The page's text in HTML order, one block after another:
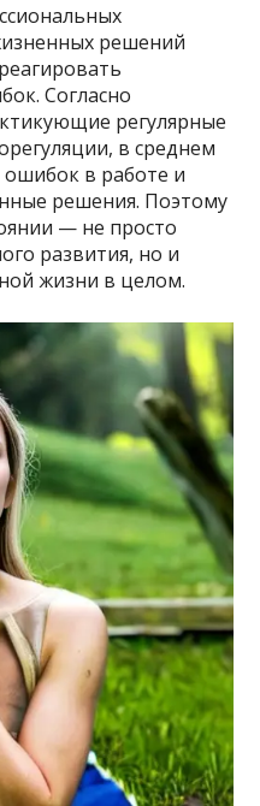
решений
Согласно
регулярные
в среднем
в работе и
решения. Поэтому
— не просто
развития, но и
жизни в целом.